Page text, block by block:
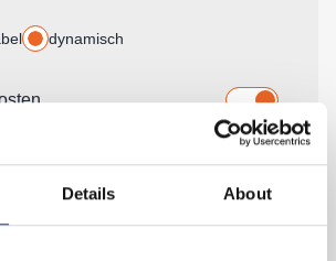
Details About